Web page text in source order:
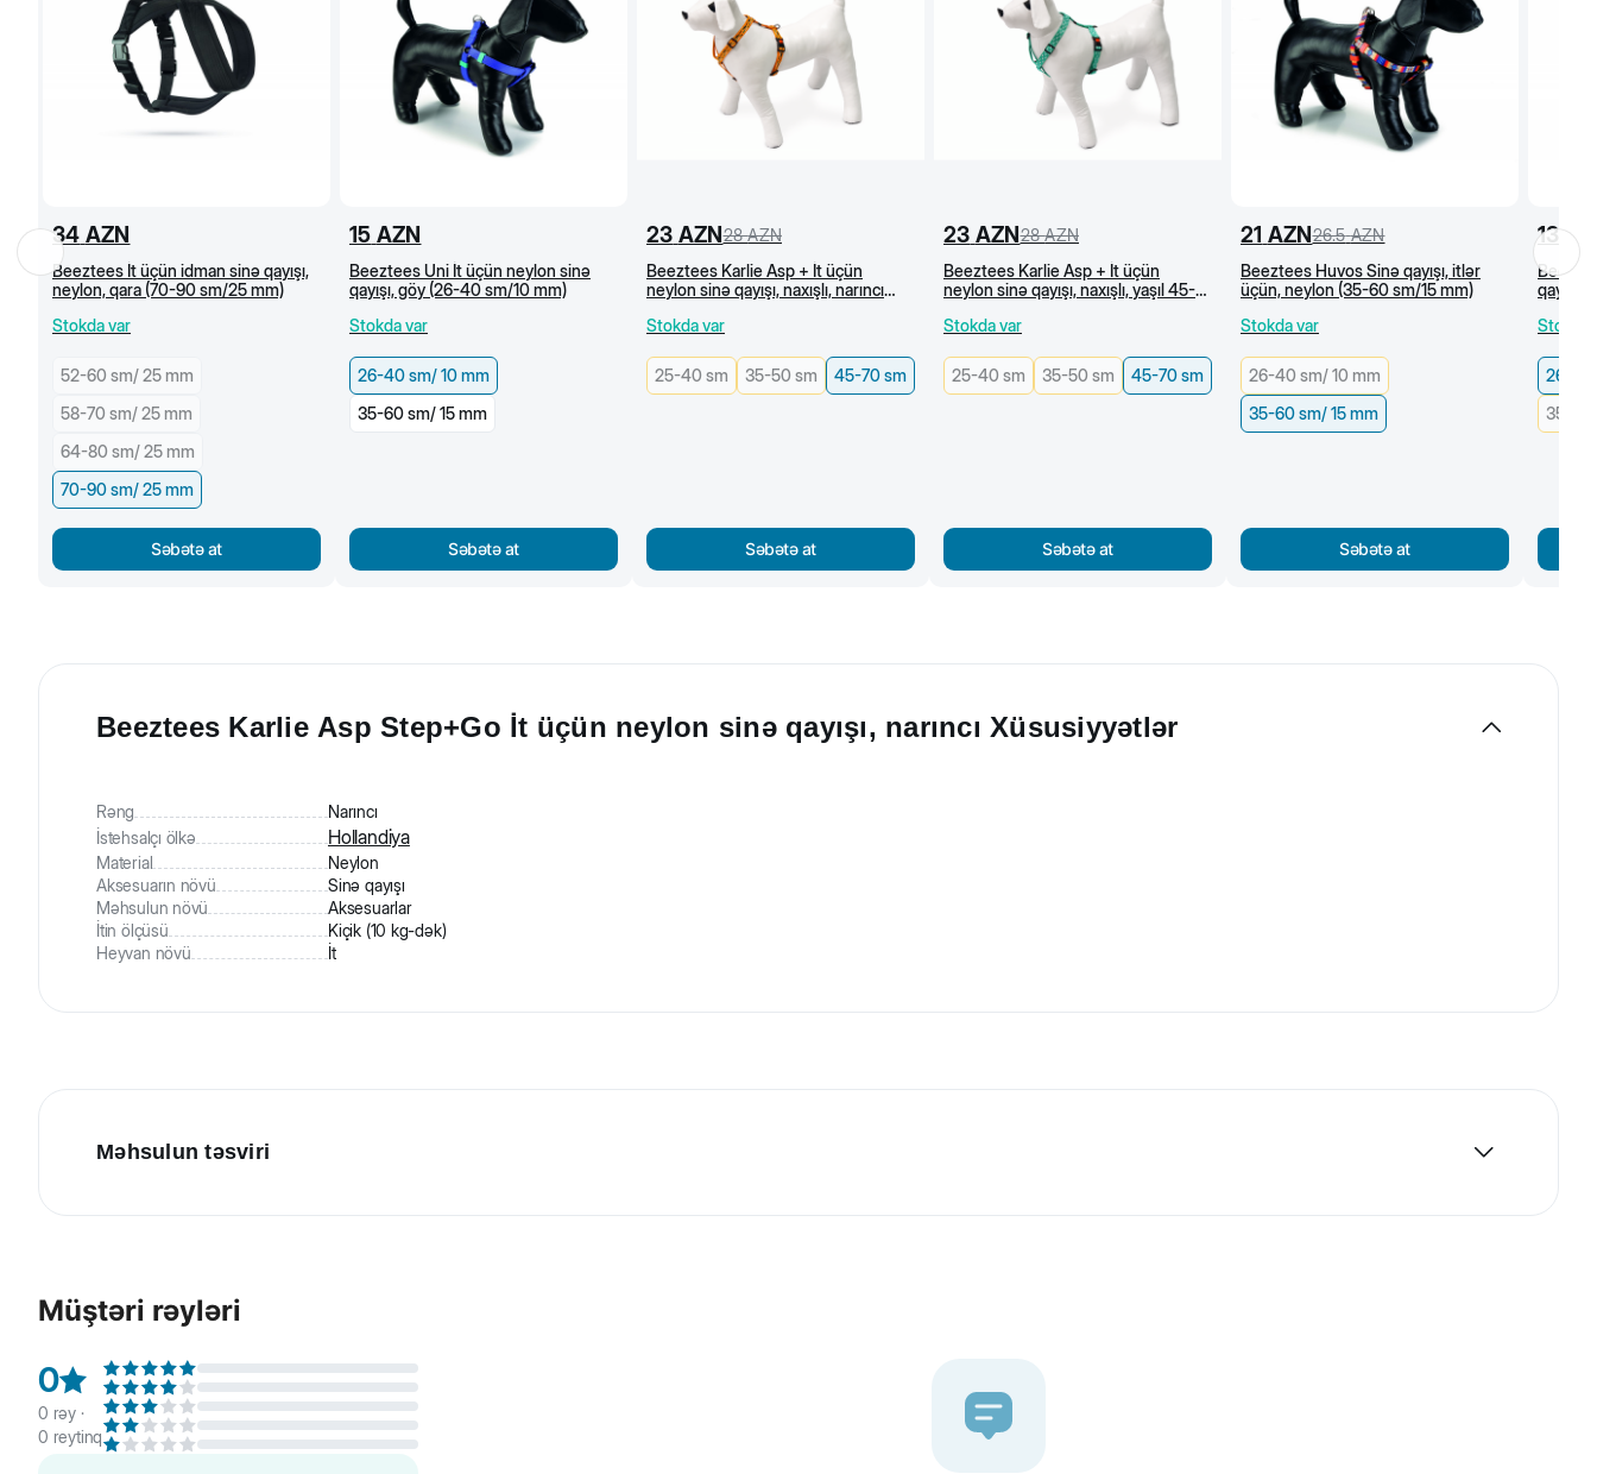
34 AZN
Beeztees İt üçün idman sinə qayışı,
neylon, qara (70-90 sm/25 mm)
Stokda var
52-60 sm/ 25 mm
58-70 sm/ 25 mm
64-80 sm/ 25 mm
70-90 sm/ 25 mm
Səbətə at
15 AZN
Beeztees Uni İt üçün neylon sinə
qayışı, göy (26-40 sm/10 mm)
Stokda var
26-40 sm/ 10 mm
35-60 sm/ 15 mm
Səbətə at
23 AZN28 AZN
Beeztees Karlie Asp + İt üçün
neylon sinə qayışı, naxışlı, narıncı
Stokda var
25-40 sm 35-50 sm 45-70 sm
Səbətə at
23 AZN28 AZN
Beeztees Karlie Asp + İt üçün
neylon sinə qayışı, naxışlı, yaşıl 45-
Stokda var
25-40 sm 35-50 sm 45-70 sm
Səbətə at
21 AZN26.5 AZN
Beeztees Huvos Sinə qayışı, itlər
üçün, neylon (35-60 sm/15 mm)
Stokda var
26-40 sm/ 10 mm
35-60 sm/ 15 mm
Səbətə at
13
qayışı,
Stokda
26-40
35-60
Beeztees Karlie Asp Step+Go İt üçün neylon sinə qayışı, narıncı Xüsusiyyətlər
Rəng
Narıncı
İstehsalçı ölkə
Hollandiya
Material
Neylon
Aksesuarın növü
Sinə qayışı
Məhsulun növü
Aksesuarlar
İtin ölçüsü
Kiçik (10 kg-dək)
Heyvan növü
İt
Məhsulun təsviri
Müştəri rəyləri
0
0 rəy ·
0 reytinq